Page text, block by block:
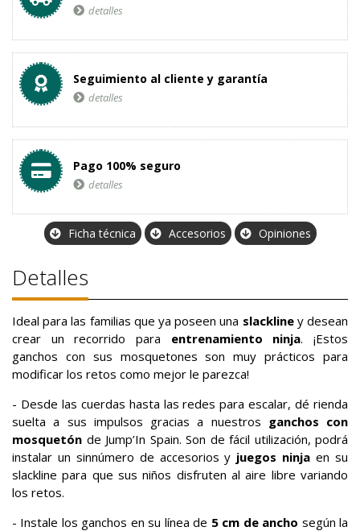
detalles
Seguimiento al cliente y garantía
detalles
Pago 100% seguro
detalles
Ficha técnica Accesorios Opiniones
Detalles
Ideal para las familias que ya poseen una slackliney desean
crear un recorrido para entrenamiento ninja. ¡Estos
ganchos con sus mosquetones son muy prácticos para
modificar los retos como mejor le parezca!
- Desde las cuerdas hasta las redes para escalar, dé rienda
suelta a sus impulsos gracias a nuestros ganchos con
mosquetón de Jump’In Spain. Son de fácil utilización, podrá
instalar un sinnúmero de accesorios y juegos ninja en su
slackline para que sus niños disfruten al aire libre variando
los retos.
- Instale los ganchos en su línea de 5 cm de ancho según la